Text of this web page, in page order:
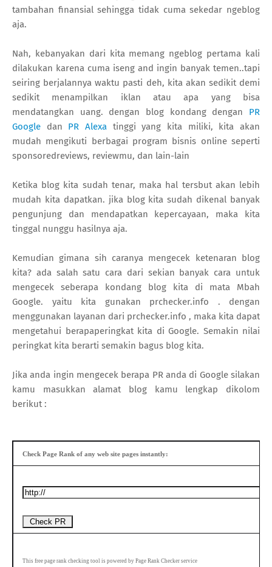
tambahan finansial sehingga tidak cuma sekedar ngeblog
aja.
Nah, kebanyakan dari kita memang ngeblog pertama kali
dilakukan karena cuma iseng and ingin banyak temen..tapi
seiring berjalannya waktu pasti deh, kita akan sedikit demi
sedikit menampilkan iklan atau apa yang bisa
mendatangkan uang. dengan blog kondang dengan PR
Google dan PR Alexa tinggi yang kita miliki, kita akan
mudah mengikuti berbagai program bisnis online seperti
sponsoredreviews, reviewmu, dan lain-lain
Ketika blog kita sudah tenar, maka hal tersbut akan lebih
mudah kita dapatkan. jika blog kita sudah dikenal banyak
pengunjung dan mendapatkan kepercayaan, maka kita
tinggal nunggu hasilnya aja.
Kemudian gimana sih caranya mengecek ketenaran blog
kita? ada salah satu cara dari sekian banyak cara untuk
mengecek seberapa kondang blog kita di mata Mbah
Google. yaitu kita gunakan prchecker.info . dengan
menggunakan layanan dari prchecker.info , maka kita dapat
mengetahui berapaperingkat kita di Google. Semakin nilai
peringkat kita berarti semakin bagus blog kita.
Jika anda ingin mengecek berapa PR anda di Google silakan
kamu masukkan alamat blog kamu lengkap dikolom
berikut :
Check Page Rank of any web site pages instantly:
This free page rank checking tool is powered by Page Rank Checker service